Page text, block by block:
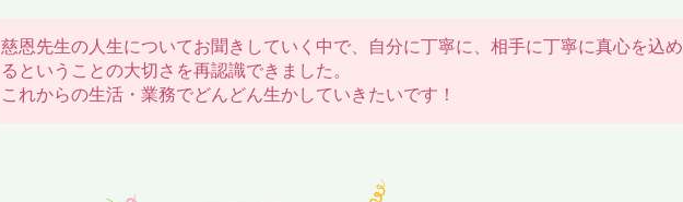
慈恩先生の人生についてお聞きしていく中で、自分に丁寧に、相手に丁寧に真心を込め
るということの大切さを再認識できました。
これからの生活・業務でどんどん生かしていきたいです！